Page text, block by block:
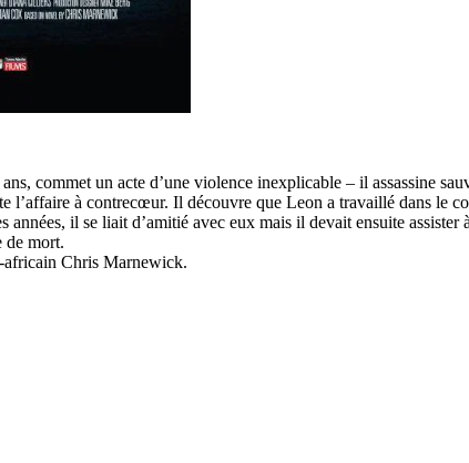
commet un acte d’une violence inexplicable – il assassine
l’affaire à contrecœur. Il découvre que Leon a travaillé dans le
il se liait d’amitié avec eux mais il devait ensuite
de mort.
africain Chris Marnewick.